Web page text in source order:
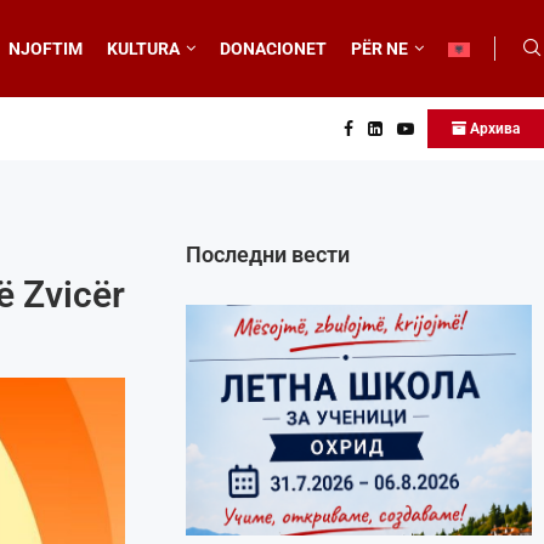
NJOFTIM KULTURA DONACIONET PËR NE
Архива
Zvicër
Последни вести